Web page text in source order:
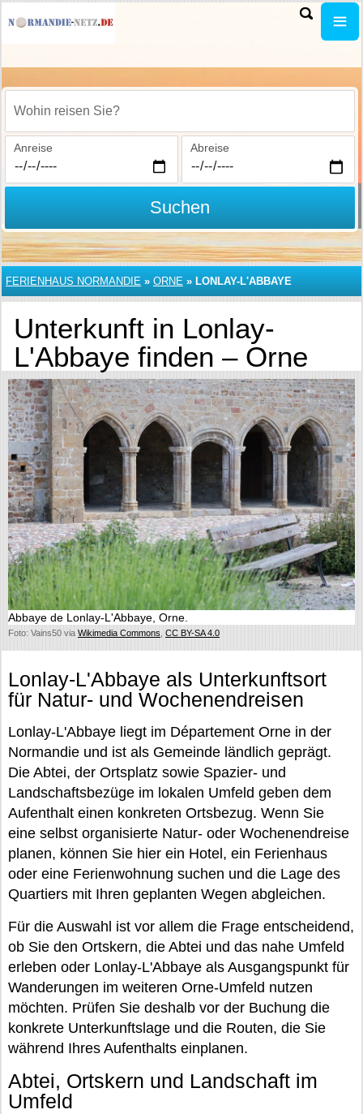
Wohin reisen Sie?
Anreise Abreise
Suchen
FERIENHAUS NORMANDIE » ORNE » LONLAY-L'ABBAYE
Unterkunft in Lonlay-
L'Abbaye finden – Orne
Abbaye de Lonlay-L'Abbaye, Orne.
Foto: Vains50 via Wikimedia Commons CC BY-SA 4.0
Lonlay-L'Abbaye als Unterkunftsort
für Natur- und Wochenendreisen
Lonlay-L'Abbaye liegt im Département Orne in der
Normandie und ist als Gemeinde ländlich geprägt.
Die Abtei, der Ortsplatz sowie Spazier- und
Landschaftsbezüge im lokalen Umfeld geben dem
Aufenthalt einen konkreten Ortsbezug. Wenn Sie
eine selbst organisierte Natur- oder Wochenendreise
planen, können Sie hier ein Hotel, ein Ferienhaus
oder eine Ferienwohnung suchen und die Lage des
Quartiers mit Ihren geplanten Wegen abgleichen.
Für die Auswahl ist vor allem die Frage entscheidend,
ob Sie den Ortskern, die Abtei und das nahe Umfeld
erleben oder Lonlay-L'Abbaye als Ausgangspunkt für
Wanderungen im weiteren Orne-Umfeld nutzen
möchten. Prüfen Sie deshalb vor der Buchung die
konkrete Unterkunftslage und die Routen, die Sie
während Ihres Aufenthalts einplanen.
Abtei, Ortskern und Landschaft im
Umfeld